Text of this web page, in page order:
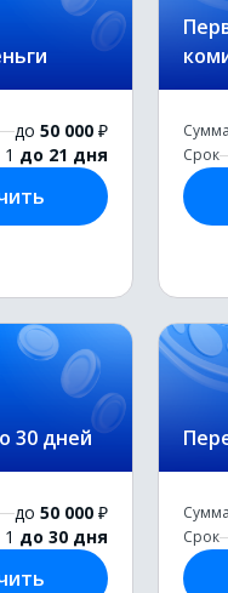
до 50 000 ₽
до 21 дня
Сумма
Срок
30 дней
до 50 000 ₽
до 30 дня
Сумма
Срок